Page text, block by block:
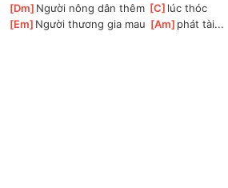
[Dm ]Người nông dân thêm [C ]lúc thóc
[Em ]Người thương gia mau [Am ]phát tài...